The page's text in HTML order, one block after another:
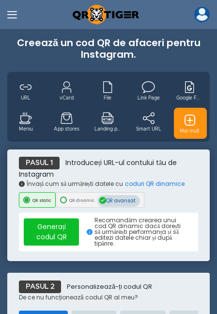
Creează un cod QR de afaceri pentru
Instagram.
URL vCard File Link Page
Meniu App stores Smart URL GS1 Digital
MP3 Videoclip Wifi Email
Locație Text
Mai mult
PASUL 1
Introduceți URL-ul contului tău de
Instagram
Învață cum să urmărești datele cu coduri QR dinamice
QR static QR dinamic. QR avansat
Generați
codul QR
Recomandăm crearea unui
cod QR dinamic dacă dorești
să urmărești performanța și să
editezi datele chiar și după
tipărire.
PASUL 2 Personalizează-ți codul QR
De ce nu funcționează codul QR al meu?